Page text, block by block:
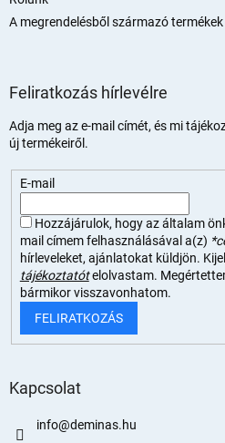
A megrendelésből származó
Feliratkozás hírlevélre
Adja meg az e-mail címét, és mi
új termékeiről.
E-mail
Hozzájárulok, hogy az általam
mail címem felhasználásával a(z)
hírleveleket, ajánlatokat küldjön.
tájékoztatót elolvastam.
bármikor visszavonhatom.
FELIRATKOZÁS
Kapcsolat
info@deminas.hu